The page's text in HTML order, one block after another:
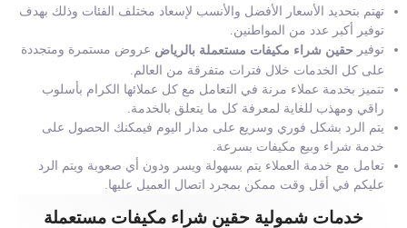
تهتم بتحديد الأسعار الأفضل والأنسب لإسعاد مختلف الفئات وذلك بهدف
توفير أكبر عدد من المواطنين.
توفير حقين شراء مكيفات مستعملة بالرياض عروض مستمرة ومتجددة
على كل الخدمات خلال فترات متفرقة من العالم.
تتميز بخدمة عملاء مرنة في التعامل مع كل عملائها الكرام بأسلوب
راقي ومهذب للغاية لمعرفة كل ما يتعلق بالخدمة.
يتم الرد بشكل فوري وسريع على مدار اليوم فيمكنك الحصول على
خدمة شراء وبيع مكيفات بسرعة.
تعامل مع خدمة العملاء يتم بسهولة ويسر ودون أي صعوبة ويتم الرد
عليكم في أقل وقت ممكن بمجرد اتصال العميل عليها.
خدمات شمولية حقين شراء مكيفات مستعملة